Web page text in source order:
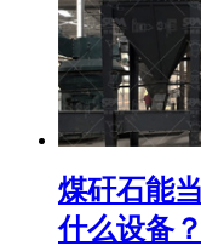
煤矸石能
什么设备